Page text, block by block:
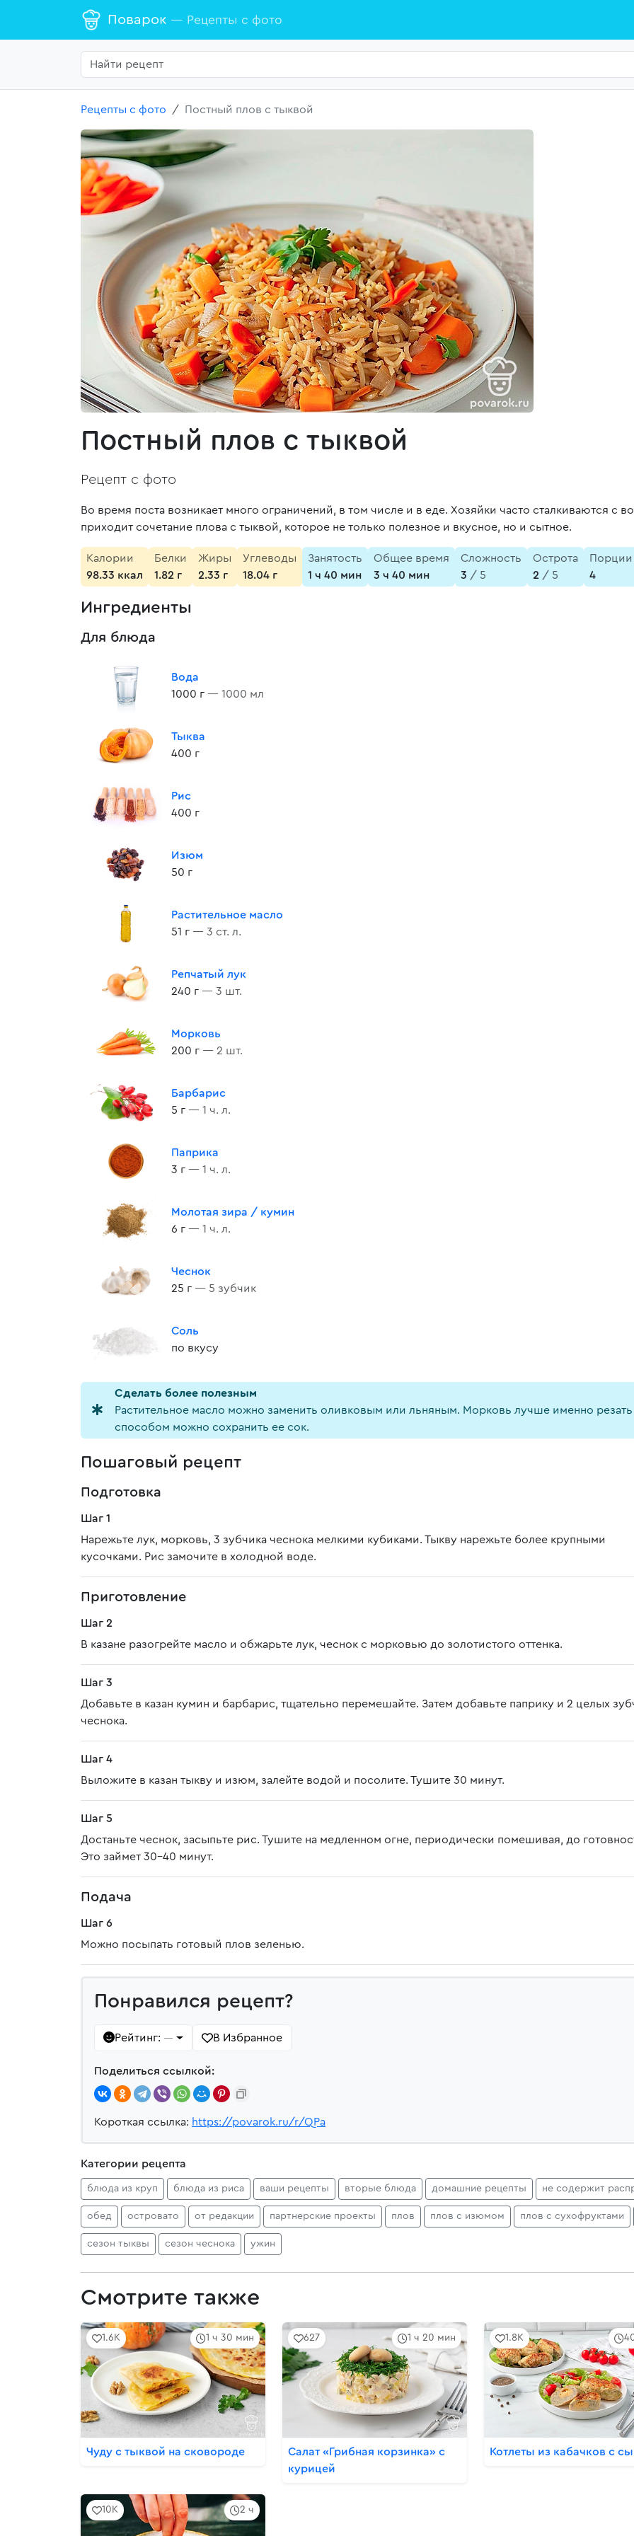
Поварок — Рецепты с фото
Рецепты с фото Постный плов с тыквой
Постный плов с тыквой
Рецепт с фото
Во время поста возникает много ограничений, в том числе и в еде. Хозяйки часто сталкиваются с
приходит сочетание плова с тыквой, которое не только полезное и вкусное, но и сытное.
Калории
98.33 ккал
Белки
1.82 г
Жиры
2.33 г
Углеводы
18.04 г
Занятость
1 ч 40 мин
Общее время
3 ч 40 мин
Сложность
3 / 5
Острота
2 / 5
Порции
4
Ингредиенты
Для блюда
Вода
1000 г — 1000 мл
Тыква
400 г
Рис
400 г
Изюм
50 г
Растительное масло
51 г — 3 ст. л.
Репчатый лук
240 г — 3 шт.
Морковь
200 г — 2 шт.
Барбарис
5 г — 1 ч. л.
Паприка
3 г — 1 ч. л.
Молотая зира / кумин
6 г — 1 ч. л.
Чеснок
25 г — 5 зубчик
Соль
по вкусу
Cделать более полезным
Растительное масло можно заменить оливковым или льняным. Морковь лучше именно резать
способом можно сохранить ее сок.
Пошаговый рецепт
Подготовка
Шаг 1
Нарежьте лук, морковь, 3 зубчика чеснока мелкими кубиками. Тыкву нарежьте более крупными
кусочками. Рис замочите в холодной воде.
Приготовление
Шаг 2
В казане разогрейте масло и обжарьте лук, чеснок с морковью до золотистого оттенка.
Шаг 3
Добавьте в казан кумин и барбарис, тщательно перемешайте. Затем добавьте паприку и 2 целых
чеснока.
Шаг 4
Выложите в казан тыкву и изюм, залейте водой и посолите. Тушите 30 минут.
Шаг 5
Достаньте чеснок, засыпьте рис. Тушите на медленном огне, периодически помешивая, до
Это займет 30-40 минут.
Подача
Шаг 6
Можно посыпать готовый плов зеленью.
Понравился рецепт?
Рейтинг: — В Избранное
Поделиться ссылкой:
Короткая ссылка: https://povarok.ru/r/QPa
Категории рецепта
блюда из круп блюда из риса ваши рецепты вторые блюда домашние рецепты не содержит
обед островато от редакции партнерские проекты плов плов с изюмом плов с сухофруктами
сезон тыквы сезон чеснока ужин
Смотрите также
1 ч 30 мин
1.6K
Чуду с тыквой на сковороде
1 ч 20 мин
627
Салат «Грибная корзинка» с
курицей
1.8K
Котлеты из кабачков с
2 ч
10K